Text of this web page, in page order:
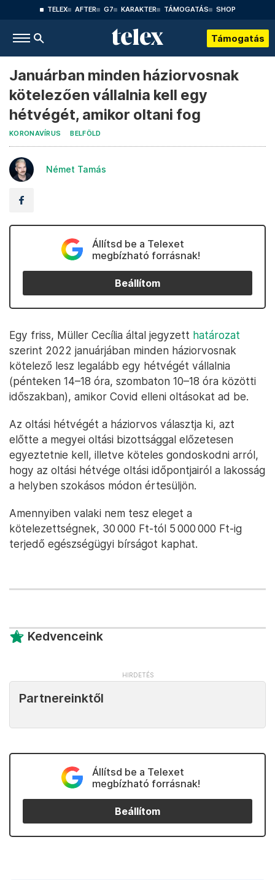
TELEX AFTER G7 KARAKTER TÁMOGATÁS SHOP
Támogatás
Januárban minden háziorvosnak
kötelezően vállalnia kell egy
hétvégét, amikor oltani fog
KORONAVÍRUS BELFÖLD
Német Tamás
Állítsd be a Telexet
megbízható forrásnak!
Beállítom
Egy friss, Müller Cecília által jegyzett határozat
szerint 2022 januárjában minden háziorvosnak
kötelező lesz legalább egy hétvégét vállalnia
(pénteken 14–18 óra, szombaton 10–18 óra közötti
időszakban), amikor Covid elleni oltásokat ad be.
Az oltási hétvégét a háziorvos választja ki, azt
előtte a megyei oltási bizottsággal előzetesen
egyeztetnie kell, illetve köteles gondoskodni arról,
hogy az oltási hétvége oltási időpontjairól a lakosság
a helyben szokásos módon értesüljön.
Amennyiben valaki nem tesz eleget a
kötelezettségnek, 30 000 Ft-tól 5 000 000 Ft-ig
terjedő egészségügyi bírságot kaphat.
Kedvenceink
Partnereinktől
Állítsd be a Telexet
megbízható forrásnak!
Beállítom